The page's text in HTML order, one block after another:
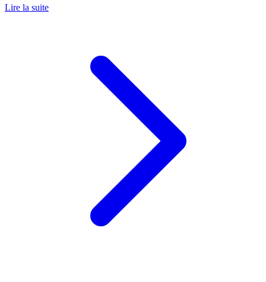
Lire la suite